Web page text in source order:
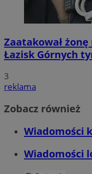
Zaatakował
Łazisk Górnych
3
reklama
Zobacz również
Wiadomości
Wiadomości